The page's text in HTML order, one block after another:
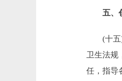
五、
(十五)
卫生法规
任，指导